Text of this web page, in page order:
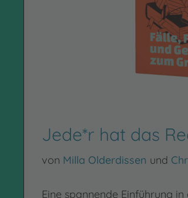
Jede*r hat das
von Milla Olderdissen und
Eine spannende Einführung